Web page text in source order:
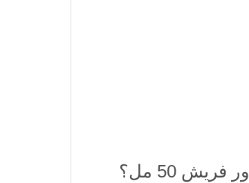
50 مل؟